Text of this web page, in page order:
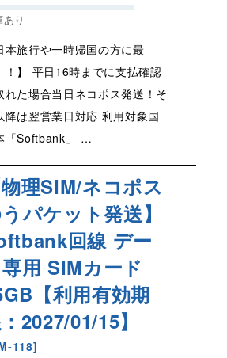
り
本旅行や一時帰国の方に最
！】 平日16時までに支払確認
れた場合当日ネコポス発送！そ
降は翌営業日対応 利用対象国
「Softbank」 …
物理SIM/ネコポス
パケット発送】
回線 デー
用 SIMカード
【利用有効期
2027/01/15】
118]